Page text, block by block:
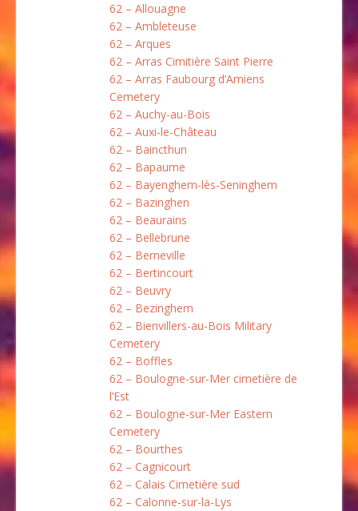
62 – Allouagne
62 – Ambleteuse
62 – Arques
62 – Arras Cimitière Saint Pierre
62 – Arras Faubourg d’Amiens
Cemetery
62 – Auchy-au-Bois
62 – Auxi-le-Château
62 – Baincthun
62 – Bapaume
62 – Bayenghem-lès-Seninghem
62 – Bazinghen
62 – Beaurains
62 – Bellebrune
62 – Berneville
62 – Bertincourt
62 – Beuvry
62 – Bezinghem
62 – Bienvillers-au-Bois Military
Cemetery
62 – Boffles
62 – Boulogne-sur-Mer cimetière de
l’Est
62 – Boulogne-sur-Mer Eastern
Cemetery
62 – Bourthes
62 – Cagnicourt
62 – Calais Cimetière sud
62 – Calonne-sur-la-Lys